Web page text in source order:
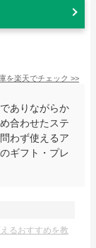
を楽天でチェック >>
ありながらか
合わせたステ
わず使えるア
ギフト・プレ
るおすすめを教